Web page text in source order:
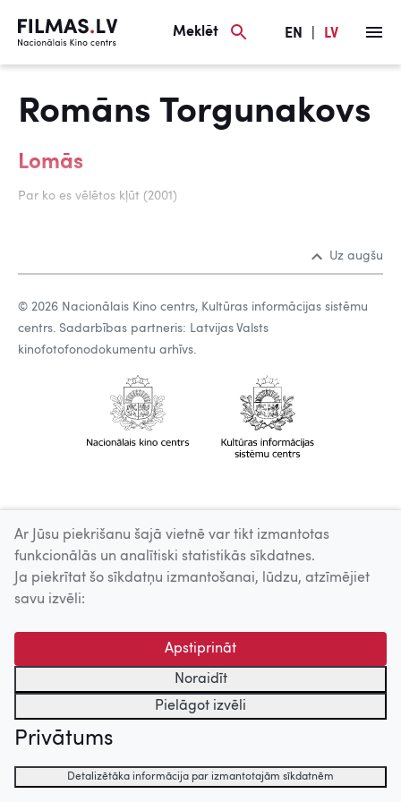
Meklēt EN LV
Romāns Torgunakovs
Lomās
Par ko es vēlētos kļūt (2001)
Uz augšu
© 2026 Nacionālais Kino centrs, Kultūras informācijas sistēmu
centrs. Sadarbības partneris: Latvijas Valsts
kinofotofonodokumentu arhīvs.
Ar Jūsu piekrišanu šajā vietnē var tikt izmantotas
funkcionālās un analītiski statistikās sīkdatnes.
Ja piekrītat šo sīkdatņu izmantošanai, lūdzu, atzīmējiet
savu izvēli:
Apstiprināt
Noraidīt
Pielāgot izvēli
Privātums
Detalizētāka informācija par izmantotajām sīkdatnēm